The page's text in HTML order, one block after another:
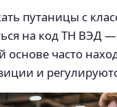
путаницы с
на код ТН ВЭД
основе часто
и